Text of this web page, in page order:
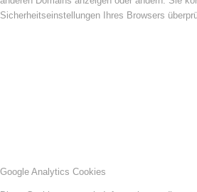
Sicherheitseinstellungen Ihres Browsers
Google Analytics Cookies